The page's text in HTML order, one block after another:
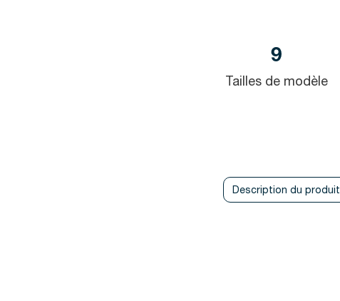
9
Tailles de modèle
Description du produit